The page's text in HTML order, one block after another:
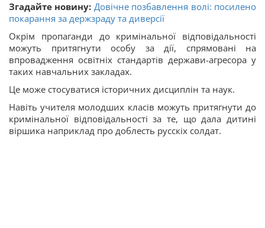
Згадайте новину: Довічне позбавлення волі: посилено
покарання за держзраду та диверсії
Окрім пропаганди до кримінальної відповідальності
можуть притягнути особу за дії, спрямовані на
впровадження освітніх стандартів держави-агресора у
таких навчальних закладах.
Це може стосуватися історичних дисциплін та наук.
Навіть учителя молодших класів можуть притягнути до
кримінальної відповідальності за те, що дала дитині
віршика наприклад про доблесть русскіх солдат.